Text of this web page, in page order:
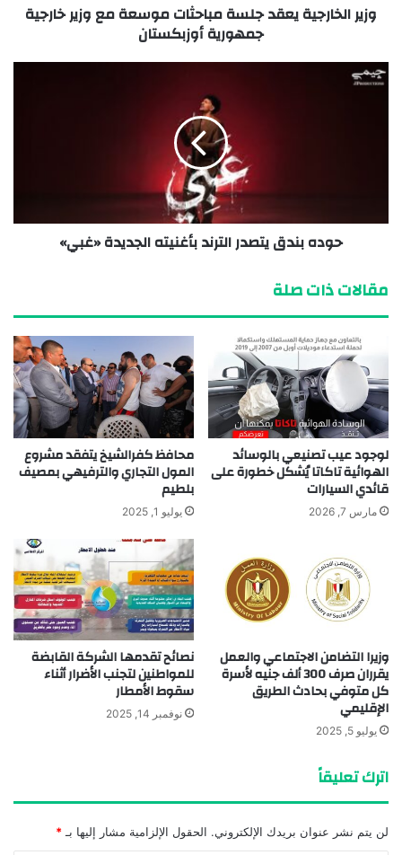
وزير الخارجية يعقد جلسة مباحثات موسعة مع وزير خارجية
جمهورية أوزبكستان
حوده بندق يتصدر الترند بأغنيته الجديدة «غبي»
مقالات ذات صلة
لوجود عيب تصنيعي بالوسائد
الهوائية تاكاتا يُشكل خطورة على
قائدي السيارات
مارس 7, 2026
محافظ كفرالشيخ يتفقد مشروع
المول التجاري والترفيهي بمصيف
بلطيم
يوليو 1, 2025
وزيرا التضامن الاجتماعي والعمل
يقرران صرف 300 ألف جنيه لأسرة
كل متوفي بحادث الطريق
الإقليمي
يوليو 5, 2025
نصائح تقدمها الشركة القابضة
للمواطنين لتجنب الأضرار أثناء
سقوط الأمطار
نوفمبر 14, 2025
اترك تعليقاً
لن يتم نشر عنوان بريدك الإلكتروني. الحقول الإلزامية مشار إليها بـ *